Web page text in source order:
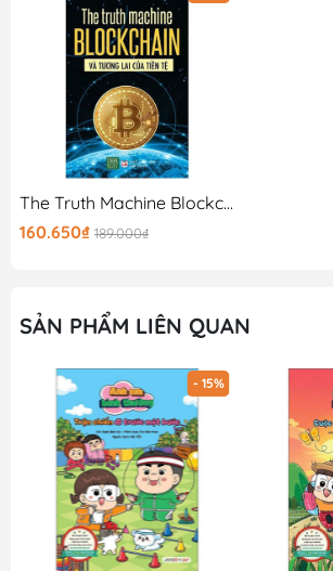
The Truth Machine Blockchain Và Tương Lai Của Tiền Tệ
160.650₫ 189.000₫
SẢN PHẨM LIÊN QUAN
- 15%